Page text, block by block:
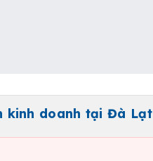
kinh doanh tại Đà Lạt